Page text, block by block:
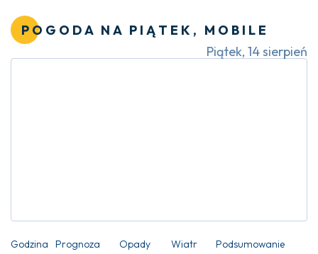
POGODA NA PIĄTEK, MOBILE
Piątek, 14 sierpień
Godzina Prognoza Opady Wiatr Podsumowanie